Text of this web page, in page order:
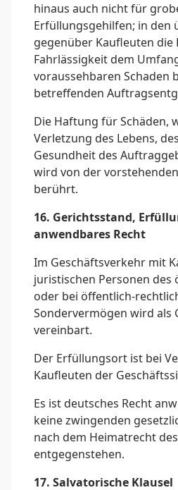
hinaus auch nicht für
Erfüllungsgehilfen; in den
gegenüber Kaufleuten
Fahrlässigkeit dem
voraussehbaren Schaden
betreffenden
Die Haftung für Schäden,
Verletzung des Lebens,
Gesundheit des
wird von der
berührt.
16. Gerichtsstand,
anwendbares Recht
Im Geschäftsverkehr mit
juristischen Personen des
oder bei öffentlich-
Sondervermögen wird als
vereinbart.
Der Erfüllungsort ist bei
Kaufleuten der
Es ist deutsches Recht
keine zwingenden
nach dem Heimatrecht
entgegenstehen.
17. Salvatorische Klausel